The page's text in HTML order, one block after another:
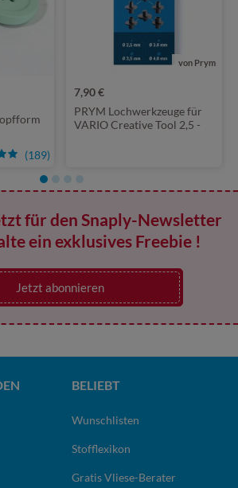
(189)
von Prym
7,90 €
PRYM Lochwerkzeuge für
VARIO Creative Tool 2,5 -
für den Snaply-Newsletter
ein exklusives Freebie !
Jetzt abonnieren
BELIEBT
Wunschlisten
Stofflexikon
Gratis Vliese-Berater